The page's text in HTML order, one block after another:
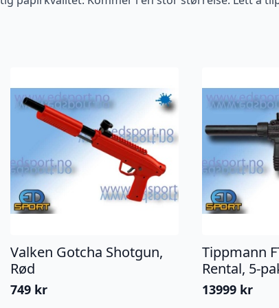
Valken Gotcha Shotgun,
Rød
749 kr
Tippmann
Rental, 5-
13999 kr